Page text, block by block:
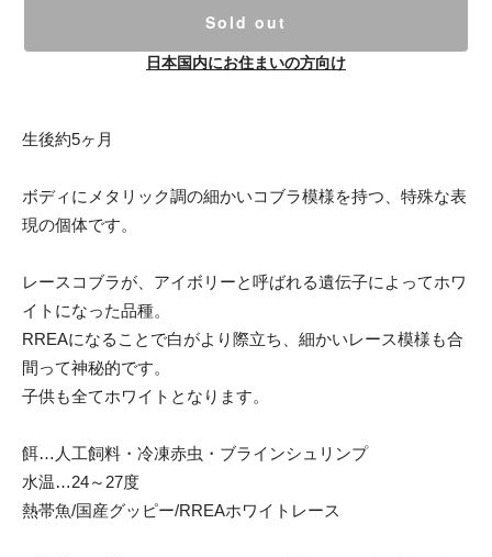
Sold out
日本国内にお住まいの方向け
生後約5ヶ月
ボディにメタリック調の細かいコブラ模様を持つ、特殊な表
現の個体です。
レースコブラが、アイボリーと呼ばれる遺伝子によってホワ
イトになった品種。
RREAになることで白がより際立ち、細かいレース模様も合
間って神秘的です。
子供も全てホワイトとなります。
餌…人工飼料・冷凍赤虫・ブラインシュリンプ
水温…24～27度
熱帯魚/国産グッピー/RREAホワイトレース